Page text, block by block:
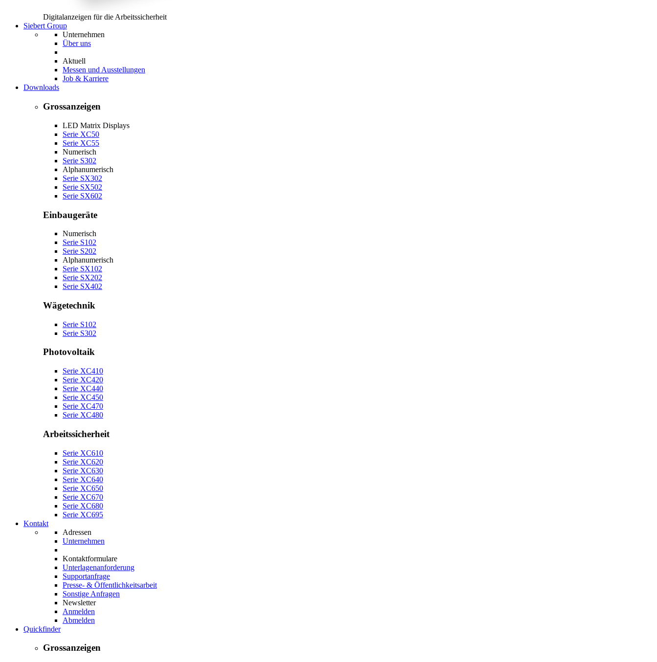
Digitalanzeigen für die Arbeitssicherheit
Siebert Group
Unternehmen
Über uns
Aktuell
Messen und Ausstellungen
Job & Karriere
Downloads
Grossanzeigen
LED Matrix Displays
Serie XC50
Serie XC55
Numerisch
Serie S302
Alphanumerisch
Serie SX302
Serie SX502
Serie SX602
Einbaugeräte
Numerisch
Serie S102
Serie S202
Alphanumerisch
Serie SX102
Serie SX202
Serie SX402
Wägetechnik
Serie S102
Serie S302
Photovoltaik
Serie XC410
Serie XC420
Serie XC440
Serie XC450
Serie XC470
Serie XC480
Arbeitssicherheit
Serie XC610
Serie XC620
Serie XC630
Serie XC640
Serie XC650
Serie XC670
Serie XC680
Serie XC695
Kontakt
Adressen
Unternehmen
Kontaktformulare
Unterlagenanforderung
Supportanfrage
Presse- & Öffentlichkeitsarbeit
Sonstige Anfragen
Newsletter
Anmelden
Abmelden
Quickfinder
Grossanzeigen